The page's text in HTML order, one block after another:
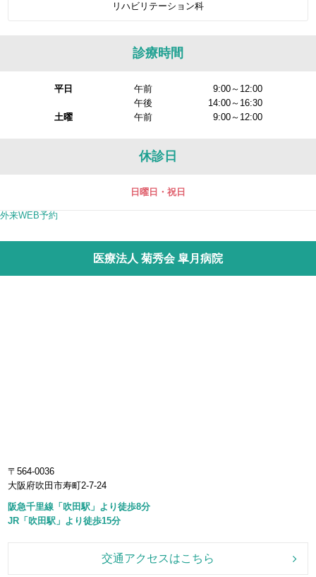
リハビリテーション科
診療時間
平日 午前
9:00～12:00
午後
14:00～16:30
土曜
午前 9:00～12:00
休診日
日曜日・祝日
外来WEB予約
医療法人 菊秀会 皐月病院
〒564-0036
大阪府吹田市寿町2-7-24
阪急千里線「吹田駅」より徒歩8分
JR「吹田駅」より徒歩15分
交通アクセスはこちら